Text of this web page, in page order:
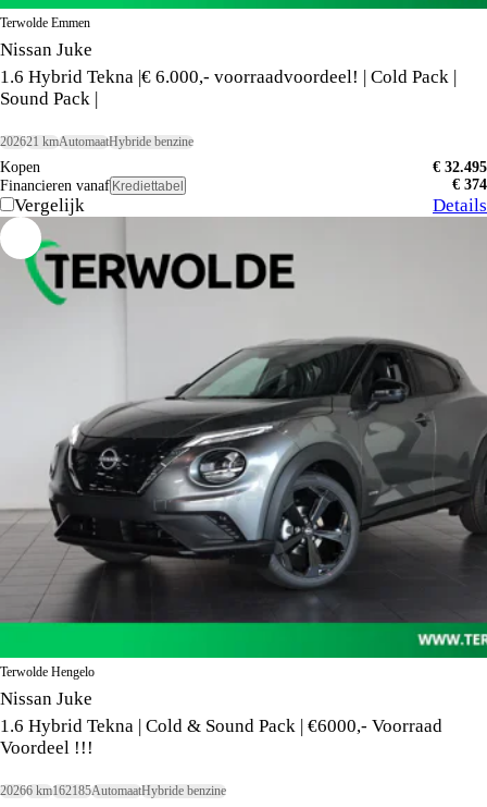
Terwolde Emmen
Nissan Juke
1.6 Hybrid Tekna |€ 6.000,- voorraadvoordeel! | Cold Pack |
Sound Pack |
202621 kmAutomaatHybride benzine
Kopen
€ 32.495
Financieren vanaf Krediettabel € 374
Vergelijk Details
Terwolde Hengelo
Nissan Juke
1.6 Hybrid Tekna | Cold & Sound Pack | €6000,- Voorraad
Voordeel !!!
20266 km162185AutomaatHybride benzine